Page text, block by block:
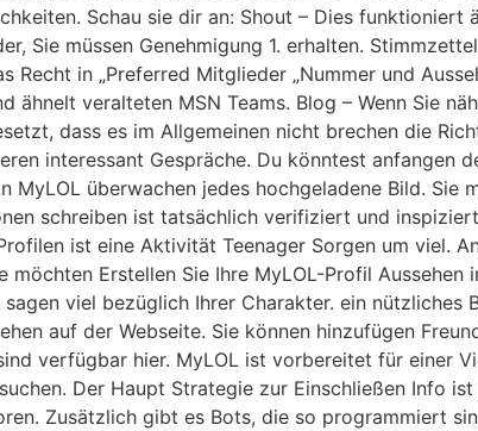
Schau sie dir an: Shout – Dies
Sie müssen Genehmigung 1. erhalten.
Recht in „Preferred Mitglieder „Nummer und
ähnelt veralteten MSN Teams. Blog – Wenn Sie
dass es im Allgemeinen nicht brechen die
interessant Gespräche. Du könntest anfangen
MyLOL überwachen jedes hochgeladene Bild.
schreiben ist tatsächlich verifiziert und
ist eine Aktivität Teenager Sorgen um viel.
Erstellen Sie Ihre MyLOL-Profil
viel bezüglich Ihrer Charakter. ein
auf der Webseite. Sie können hinzufügen
verfügbar hier. MyLOL ist vorbereitet für einer
Der Haupt Strategie zur Einschließen Info
Zusätzlich gibt es Bots, die so programmiert